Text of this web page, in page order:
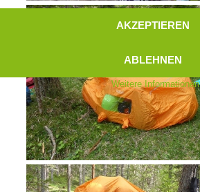
AKZEPTIEREN
ABLEHNEN
Weitere Informationen